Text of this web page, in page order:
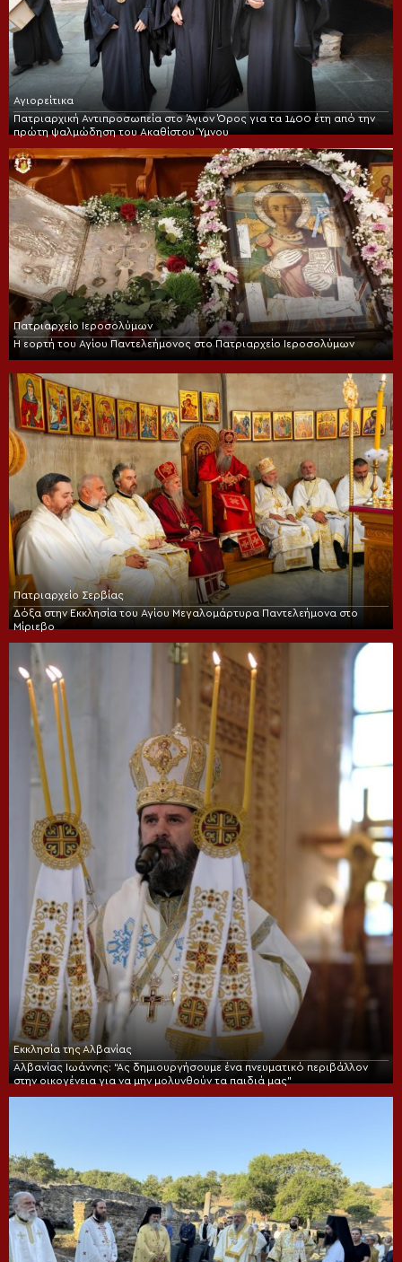
Αγιορείτικα
Πατριαρχική Αντιπροσωπεία στο Άγιον Όρος για τα 1400 έτη από την
πρώτη ψαλμώδηση του Ακαθίστου Ύμνου
Πατριαρχείο Ιεροσολύμων
Η εορτή του Αγίου Παντελεήμονος στο Πατριαρχείο Ιεροσολύμων
Πατριαρχείο Σερβίας
Δόξα στην Εκκλησία του Αγίου Μεγαλομάρτυρα Παντελεήμονα στο
Μίριεβο
Εκκλησία της Αλβανίας
Αλβανίας Ιωάννης: “Ας δημιουργήσουμε ένα πνευματικό περιβάλλον
στην οικογένεια για να μην μολυνθούν τα παιδιά μας”